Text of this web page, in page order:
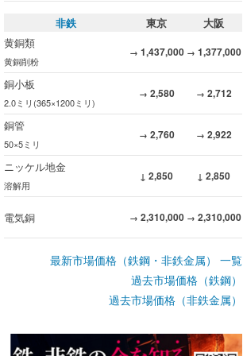
非鉄 東京
大阪
黄銅類
黄銅削粉
→ 1,437,000 → 1,377,000
銅小板
2.0ミリ(365×1200ミリ)
→ 2,580 → 2,712
銅管
50×5ミリ
→ 2,760 → 2,922
ニッケル地金
溶解用
↓ 2,850 ↓ 2,850
電気銅 → 2,310,000 → 2,310,000
最新市場価格（鉄鋼・非鉄金属） 一覧
過去市場価格（鉄鋼）
過去市場価格（非鉄金属）